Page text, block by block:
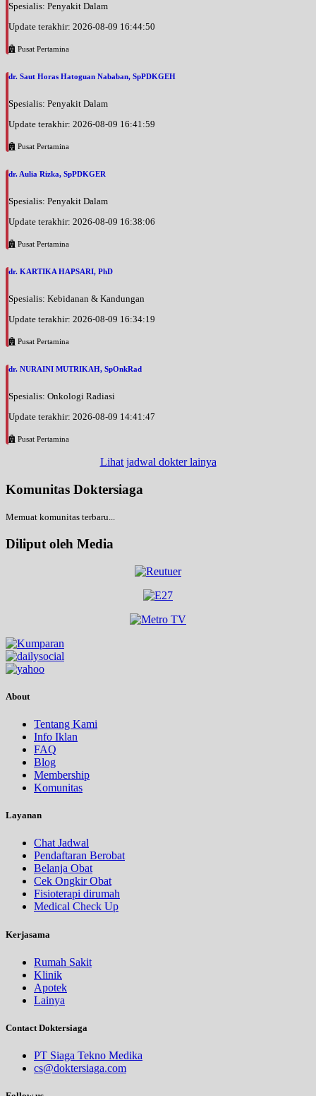
Spesialis: Penyakit Dalam
Update terakhir: 2026-08-09 16:44:50
Pusat Pertamina
dr. Saut Horas Hatoguan Nababan, SpPDKGEH
Spesialis: Penyakit Dalam
Update terakhir: 2026-08-09 16:41:59
Pusat Pertamina
dr. Aulia Rizka, SpPDKGER
Spesialis: Penyakit Dalam
Update terakhir: 2026-08-09 16:38:06
Pusat Pertamina
dr. KARTIKA HAPSARI, PhD
Spesialis: Kebidanan & Kandungan
Update terakhir: 2026-08-09 16:34:19
Pusat Pertamina
dr. NURAINI MUTRIKAH, SpOnkRad
Spesialis: Onkologi Radiasi
Update terakhir: 2026-08-09 14:41:47
Pusat Pertamina
Lihat jadwal dokter lainya
Komunitas Doktersiaga
Memuat komunitas terbaru...
Diliput oleh Media
About
Tentang Kami
Info Iklan
FAQ
Blog
Membership
Komunitas
Layanan
Chat Jadwal
Pendaftaran Berobat
Belanja Obat
Cek Ongkir Obat
Fisioterapi dirumah
Medical Check Up
Kerjasama
Rumah Sakit
Klinik
Apotek
Lainya
Contact Doktersiaga
PT Siaga Tekno Medika
cs@doktersiaga.com